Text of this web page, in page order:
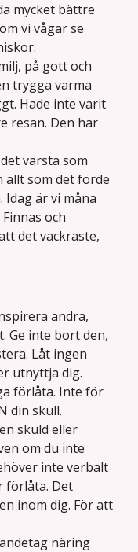
mycket bättre
vi vågar se
på gott och
trygga varma
Hade inte varit
resan. Den har
värsta som
allt som det förde
Idag är vi måna
och
det vackraste,
andra,
Ge inte bort den,
Låt ingen
utnyttja dig.
förlåta. Inte för
din skull.
skuld eller
om du inte
inte verbalt
förlåta. Det
inom dig. För att
näring